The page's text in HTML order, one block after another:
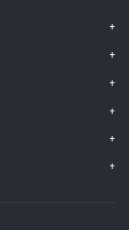
+
+
+
+
+
+